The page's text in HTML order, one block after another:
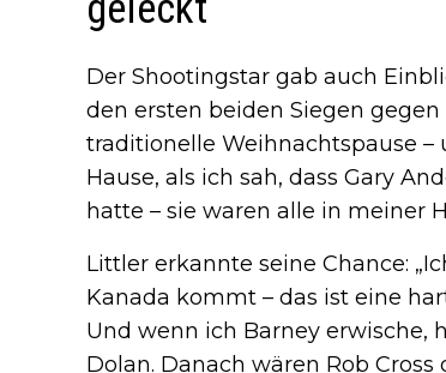
Der Shootingstar gab auch
den ersten beiden Siegen
traditionelle Weihnachtspause –
Hause, als ich sah, dass Gary
hatte – sie waren alle in meiner
Littler erkannte seine Chance:
Kanada kommt – das ist eine
Und wenn ich Barney erwische,
Dolan. Danach wären Rob Cross